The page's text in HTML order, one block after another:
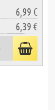
6,99 €
6,39 €